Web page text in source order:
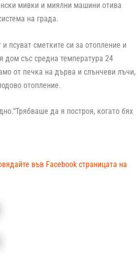
мивки и миялни машини отива
на града.
псуват сметките си за отопление и
дом със средна температура 24
от печка на дърва и слънчеви лъчи,
отопление.
да я построя, когато бях
във Facebook страницата на